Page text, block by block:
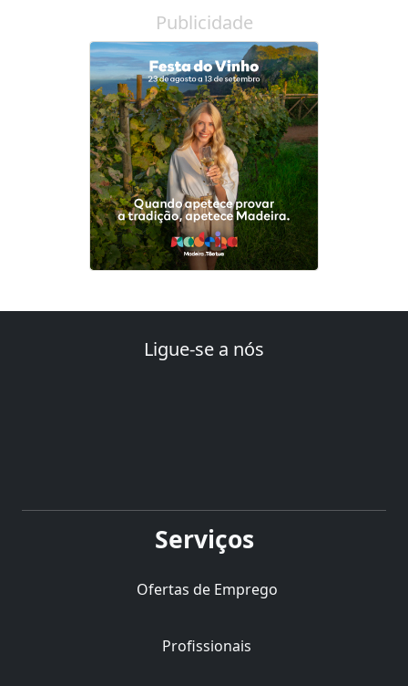
Publicidade
Ligue-se a nós
Serviços
Ofertas de Emprego
Profissionais